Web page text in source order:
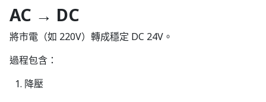
AC → DC
將市電（如 220V）轉成穩定 DC 24V。
過程包含：
降壓